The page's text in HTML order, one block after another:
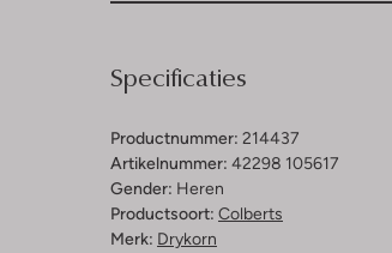
Specificaties
Productnummer: 214437
Artikelnummer: 42298 105617
Gender: Heren
Productsoort: Colberts
Merk: Drykorn